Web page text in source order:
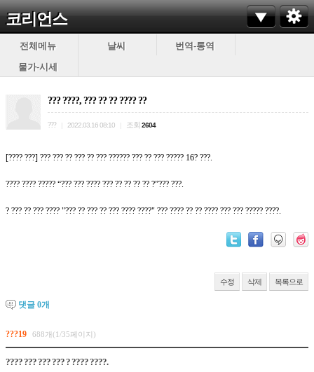
코리언스
전체메뉴 날씨
번역-통역
물가-시세
??? ????, ??? ?? ?? ???? ??
??? 2022.03.16 08:10 조회 2604
[???? ???] ??? ??? ?? ??? ?? ??? ?????? ??? ?? ??? ????? 16? ???.
???? ???? ????? “??? ??? ???? ??? ?? ?? ?? ?? ?”??? ???.
? ??? ?? ??? ???? "??? ?? ??? ?? ??? ???? ????" ??? ???? ?? ?? ???? ??? ??? ????? ????.
수정 삭제 목록으로
댓글 0개
???19 688개(1/35페이지)
???? ??? ??? ??? ? ???? ????.